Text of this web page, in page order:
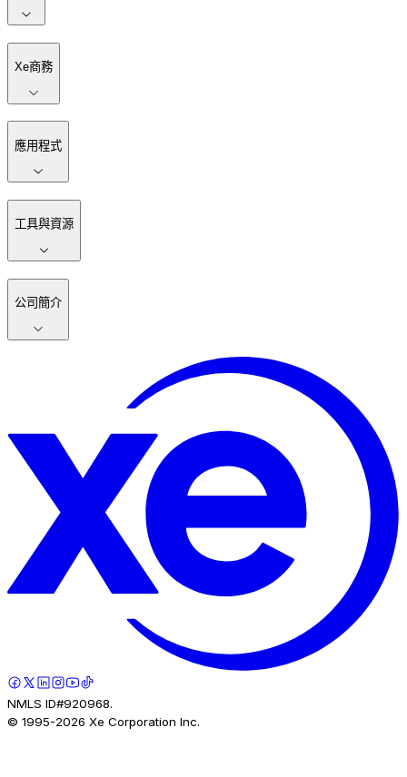
Xe商務
應用程式
工具與資源
公司簡介
NMLS ID#920968.
© 1995-2026 Xe Corporation Inc.